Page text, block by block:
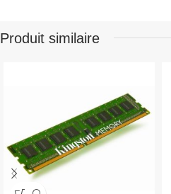
Produit similaire